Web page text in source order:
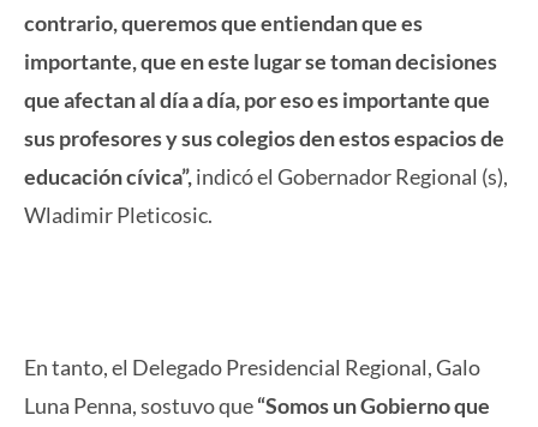
contrario, queremos que entiendan que es
importante, que en este lugar se toman decisiones
que afectan al día a día, por eso es importante que
sus profesores y sus colegios den estos espacios de
educación cívica”,indicó el Gobernador Regional (s),
Wladimir Pleticosic.
En tanto, el Delegado Presidencial Regional, Galo
Luna Penna, sostuvo que“Somos un Gobierno que